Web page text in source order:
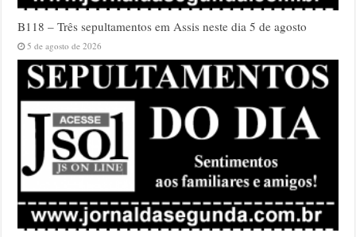
B118 – Três sepultamentos em Assis neste dia 5 de agosto
5 de agosto de 2026